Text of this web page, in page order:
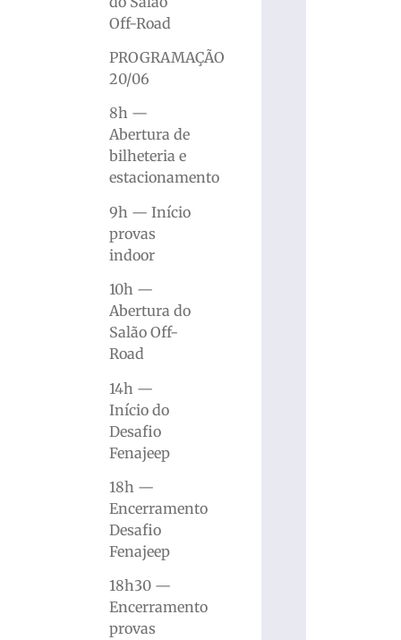
Off-Road
PROGRAMAÇÃO
20/06
8h —
Abertura de
bilheteria e
estacionamento
9h — Início
provas
indoor
10h —
Abertura do
Salão Off-
Road
14h —
Início do
Desafio
Fenajeep
18h —
Encerramento
Desafio
Fenajeep
18h30 —
Encerramento
provas